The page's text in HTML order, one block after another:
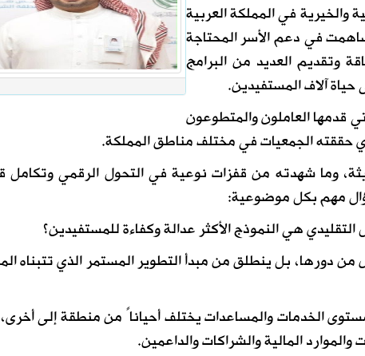
في المملكة العربية
في دعم الأسر المحتاجة
وتقديم العديد من البرامج
حياة آلاف المستفيدين.
قدمها العاملون والمتطوعون
حققته الجمعيات في مختلف مناطق المملكة.
وما شهدته من قفزات نوعية في التحول الرقمي وتكامل
مهم بكل موضوعية:
هي النموذج الأكثر عدالة وكفاءة للمستفيدين؟
دورها، بل ينطلق من مبدأ التطوير المستمر الذي تتبناه
الخدمات والمساعدات يختلف أحياناً من منطقة إلى
المالية والشراكات والداعمين.